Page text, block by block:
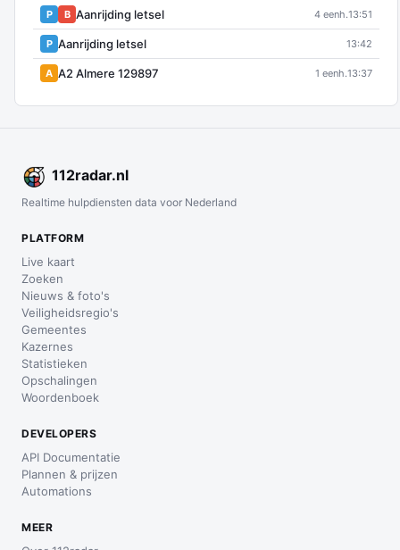
P B Aanrijding letsel 4 eenh.13:51
P Aanrijding letsel 13:42
A A2 Almere 129897 1 eenh.13:37
112radar.nl
Realtime hulpdiensten data voor Nederland
PLATFORM
Live kaart
Zoeken
Nieuws & foto's
Veiligheidsregio's
Gemeentes
Kazernes
Statistieken
Opschalingen
Woordenboek
DEVELOPERS
API Documentatie
Plannen & prijzen
Automations
MEER